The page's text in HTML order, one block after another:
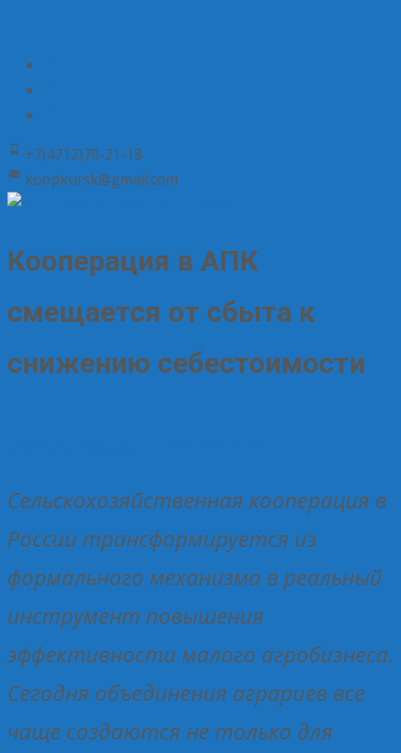
+7(4712)70-21-18
koopkursk@gmail.com
Кооперация в АПК
смещается от сбыта к
снижению себестоимости
Сельскохозяйственная кооперация в
России трансформируется из
формального механизма в реальный
инструмент повышения
эффективности малого агробизнеса.
Сегодня объединения аграриев все
чаще создаются не только для